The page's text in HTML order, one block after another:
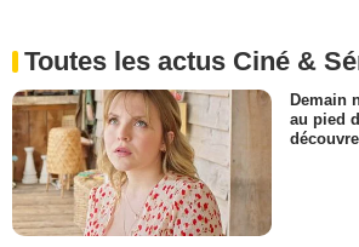
Toutes les actus Ciné &
Demain
au pied